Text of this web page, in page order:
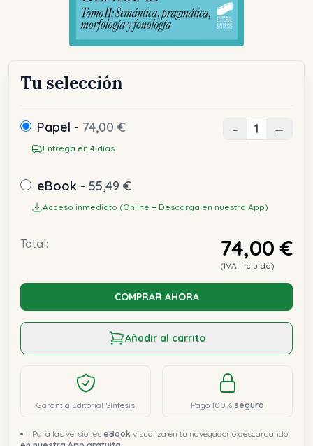
Tu selección
Papel - 74,00 €
Entrega en 4 días
- +
eBook - 55,49 €
Acceso inmediato (Online + Descarga en nuestra App)
Total: 74,00 €
(IVA Incluido)
COMPRAR AHORA
Añadir al carrito
Garantía Editorial Síntesis Pago 100% seguro
Para las versiones eBook visualiza en tu navegador o descargando